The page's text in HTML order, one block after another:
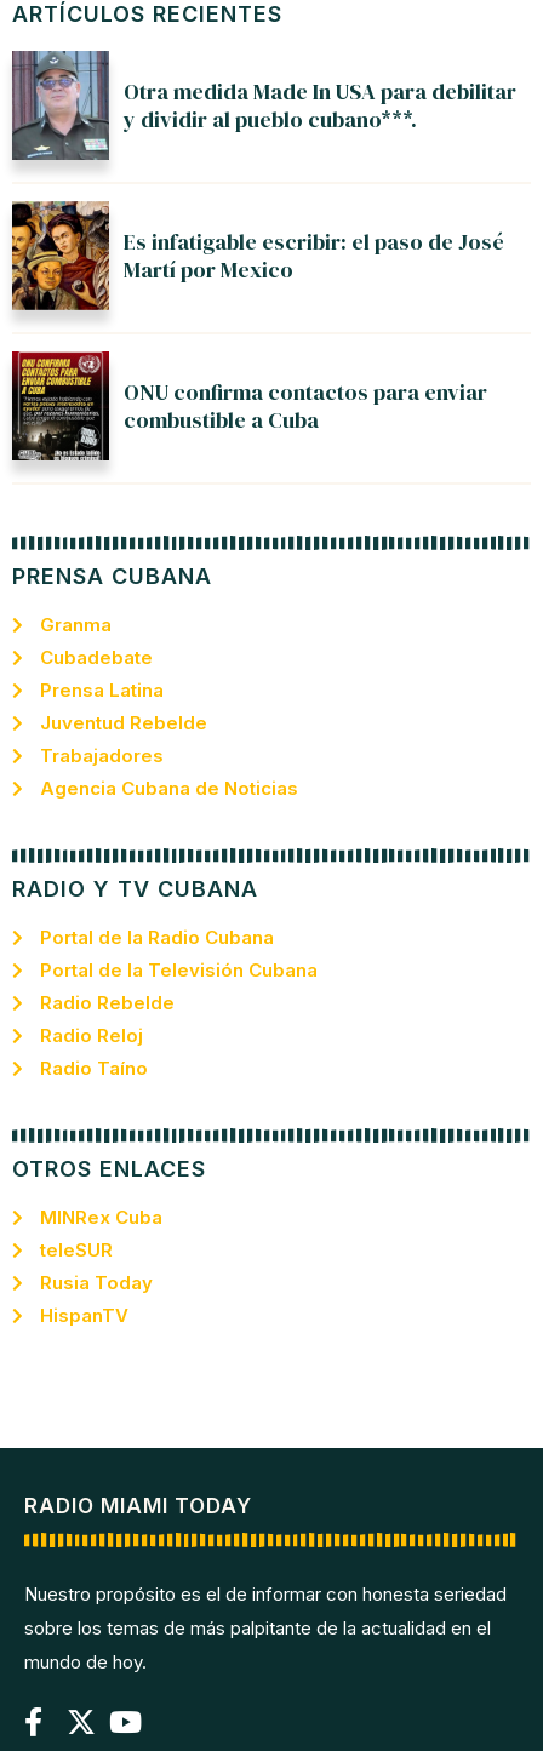
ARTÍCULOS RECIENTES
Otra medida Made In USA para debilitar
y dividir al pueblo cubano***.
Es infatigable escribir: el paso de José
Martí por Mexico
ONU confirma contactos para enviar
combustible a Cuba
PRENSA CUBANA
Granma
Cubadebate
Prensa Latina
Juventud Rebelde
Trabajadores
Agencia Cubana de Noticias
RADIO Y TV CUBANA
Portal de la Radio Cubana
Portal de la Televisión Cubana
Radio Rebelde
Radio Reloj
Radio Taíno
OTROS ENLACES
MINRex Cuba
teleSUR
Rusia Today
HispanTV
RADIO MIAMI TODAY
Nuestro propósito es el de informar con honesta seriedad
sobre los temas de más palpitante de la actualidad en el
mundo de hoy.